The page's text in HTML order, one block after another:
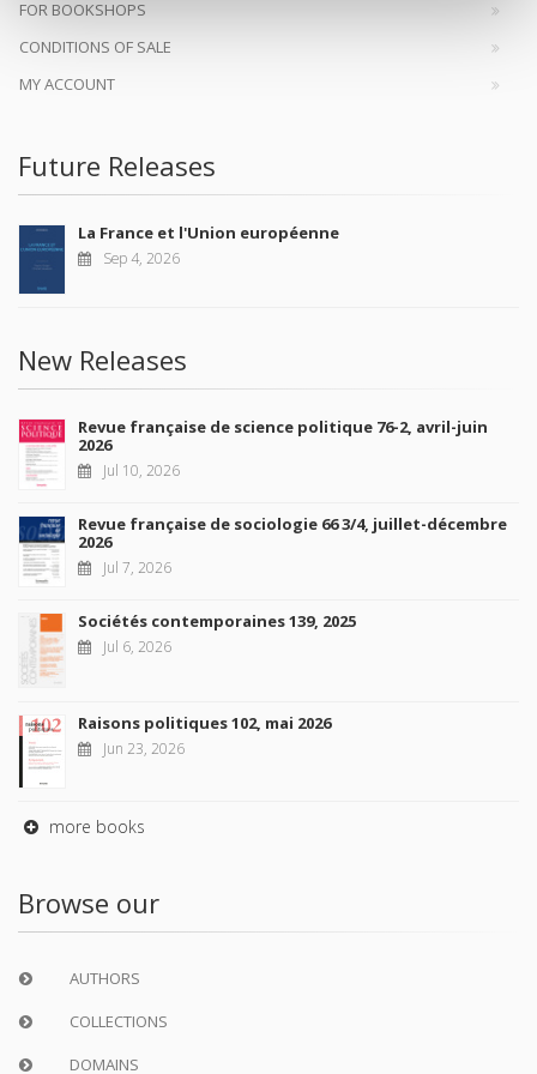
FOR BOOKSHOPS
CONDITIONS OF SALE
MY ACCOUNT
Future Releases
La France et l'Union européenne
Sep 4, 2026
New Releases
Revue française de science politique 76-2, avril-juin
2026
Jul 10, 2026
Revue française de sociologie 66 3/4, juillet-décembre
2026
Jul 7, 2026
Sociétés contemporaines 139, 2025
Jul 6, 2026
Raisons politiques 102, mai 2026
Jun 23, 2026
more books
Browse our
AUTHORS
COLLECTIONS
DOMAINS